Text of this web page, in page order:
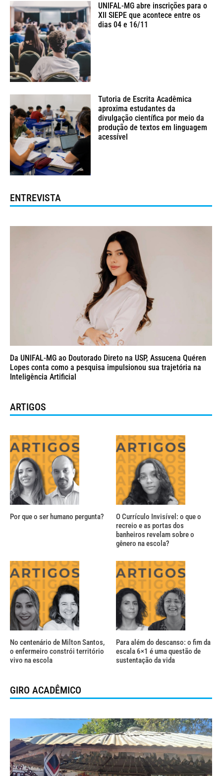
UNIFAL-MG abre inscrições para o
XII SIEPE que acontece entre os
dias 04 e 16/11
Tutoria de Escrita Acadêmica
aproxima estudantes da
divulgação científica por meio da
produção de textos em linguagem
acessível
ENTREVISTA
Da UNIFAL-MG ao Doutorado Direto na USP, Assucena Quéren
Lopes conta como a pesquisa impulsionou sua trajetória na
Inteligência Artificial
ARTIGOS
Por que o ser humano pergunta?
O Currículo Invisível: o que o
recreio e as portas dos
banheiros revelam sobre o
gênero na escola?
No centenário de Milton Santos,
o enfermeiro constrói território
vivo na escola
Para além do descanso: o fim da
escala 6×1 é uma questão de
sustentação da vida
GIRO ACADÊMICO